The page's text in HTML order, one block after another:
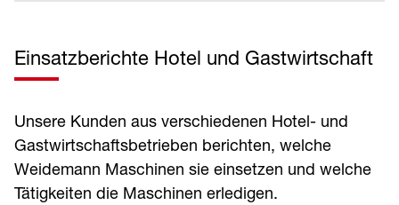
Einsatzberichte Hotel und Gastwirtschaft
Unsere Kunden aus verschiedenen Hotel- und
Gastwirtschaftsbetrieben berichten, welche
Weidemann Maschinen sie einsetzen und welche
Tätigkeiten die Maschinen erledigen.